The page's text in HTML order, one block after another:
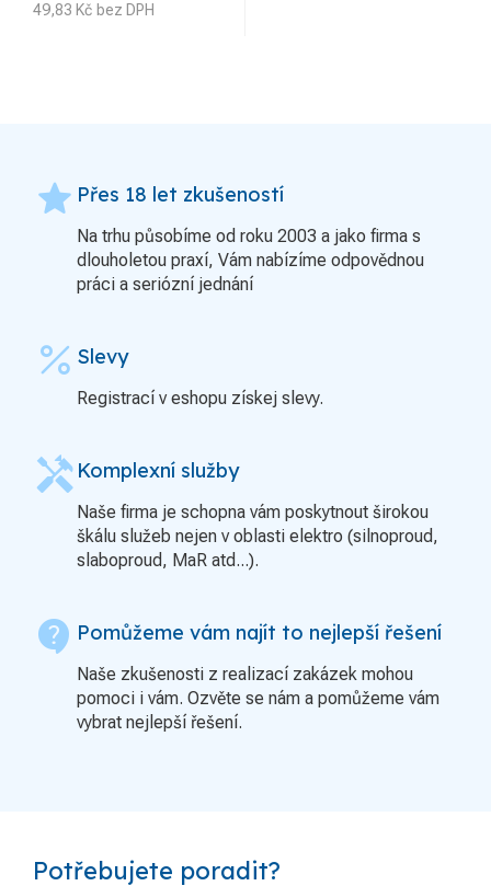
49,83 Kč bez DPH
grade Přes 18 let zkušeností
Na trhu působíme od roku 2003 a jako firma s
dlouholetou praxí, Vám nabízíme odpovědnou
práci a seriózní jednání
percent Slevy
Registrací v eshopu získej slevy.
handyman Komplexní služby
Naše firma je schopna vám poskytnout širokou
škálu služeb nejen v oblasti elektro (silnoproud,
slaboproud, MaR atd...).
contact_support Pomůžeme vám najít to nejlepší řešení
Naše zkušenosti z realizací zakázek mohou
pomoci i vám. Ozvěte se nám a pomůžeme vám
vybrat nejlepší řešení.
Potřebujete poradit?